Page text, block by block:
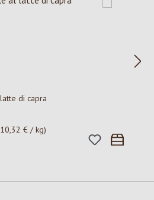
di capra
€ / kg)